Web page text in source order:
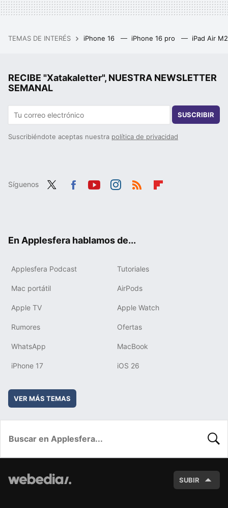
TEMAS DE INTERÉS iPhone 16 iPhone 16 pro iPad Air
RECIBE "Xatakaletter", NUESTRA NEWSLETTER
SEMANAL
SUSCRIBIR
Suscribiéndote aceptas nuestra política de privacidad
Síguenos
En Applesfera hablamos de...
Applesfera Podcast Tutoriales
Mac portátil AirPods
Apple TV Apple Watch
Rumores Ofertas
WhatsApp MacBook
iPhone 17 iOS 26
VER MÁS TEMAS
SUBIR